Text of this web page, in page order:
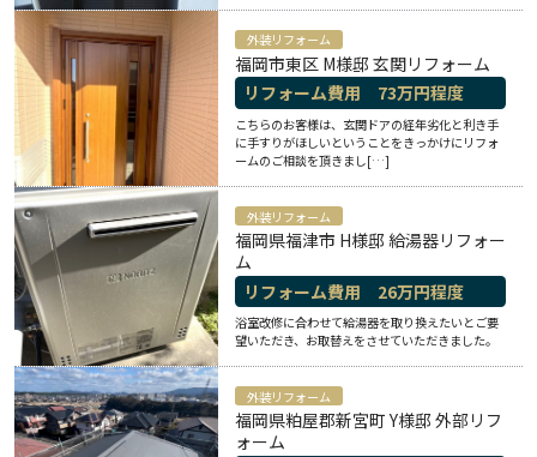
外装リフォーム
福岡市東区 M様邸 玄関リフォーム
リフォーム費用 73万円程度
こちらのお客様は、玄関ドアの経年劣化と利き手
に手すりがほしいということをきっかけにリフォ
ームのご相談を頂きまし[…]
外装リフォーム
福岡県福津市 H様邸 給湯器リフォー
ム
リフォーム費用 26万円程度
浴室改修に合わせて給湯器を取り換えたいとご要
望いただき、お取替えをさせていただきました。
外装リフォーム
福岡県粕屋郡新宮町 Y様邸 外部リフ
ォーム